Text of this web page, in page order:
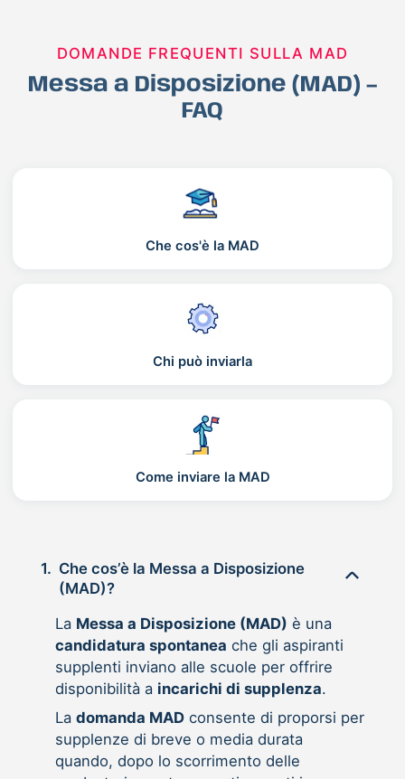
DOMANDE FREQUENTI SULLA MAD
Messa a Disposizione (MAD) –
FAQ
Che cos'è la MAD
Chi può inviarla
Come inviare la MAD
1. Che cos’è la Messa a Disposizione
(MAD)?
La Messa a Disposizione (MAD) è una
candidatura spontanea che gli aspiranti
supplenti inviano alle scuole per offrire
disponibilità a incarichi di supplenza.
La domanda MADconsente di proporsi per
supplenze di breve o media durata
quando, dopo lo scorrimento delle